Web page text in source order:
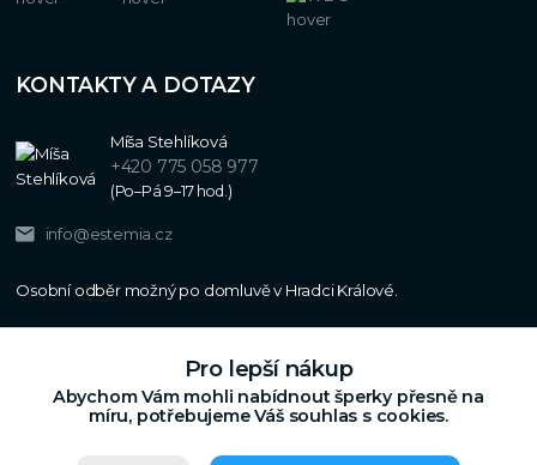
KONTAKTY A DOTAZY
Míša Stehlíková
+420 775 058 977
(Po–Pá 9–17 hod.)
info@estemia.cz
Pro lepší nákup
Abychom Vám mohli nabídnout šperky přesně na
míru, potřebujeme Váš souhlas s cookies.